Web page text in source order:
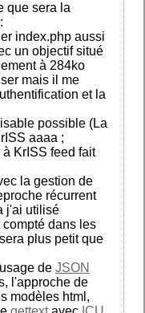
que sera la
index.php aussi
un objectif situé
à 284ko
mais il me
et la
possible (La
aaaa ;
KrISS feed fait
la gestion de
récurrent
j'ai utilisé
dans les
plus petit que
de JSON
l'approche de
modèles html,